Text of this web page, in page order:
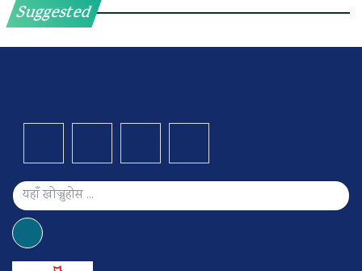
Suggested